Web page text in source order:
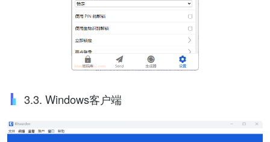
3.3. Windows客户端